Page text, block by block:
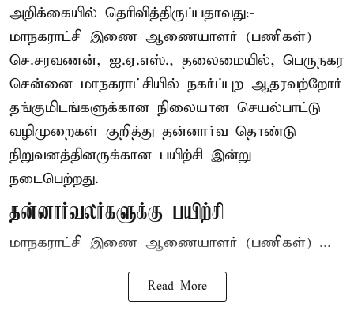
அறிக்கையில் தெரிவித்திருப்பதாவது:-
மாநகராட்சி இணை ஆணையாளர் (பணிகள்)
செ.சரவணன், ஐ.ஏ.எஸ்., தலைமையில், பெருநகர
சென்னை மாநகராட்சியில் நகர்ப்புற ஆதரவற்றோர்
தங்குமிடங்களுக்கான நிலையான செயல்பாட்டு
வழிமுறைகள் குறித்து தன்னார்வ தொண்டு
நிறுவனத்தினருக்கான பயிற்சி இன்று
நடைபெற்றது.
தன்னார்வலர்களுக்கு பயிற்சி
மாநகராட்சி இணை ஆணையாளர் (பணிகள்) ...
Read More